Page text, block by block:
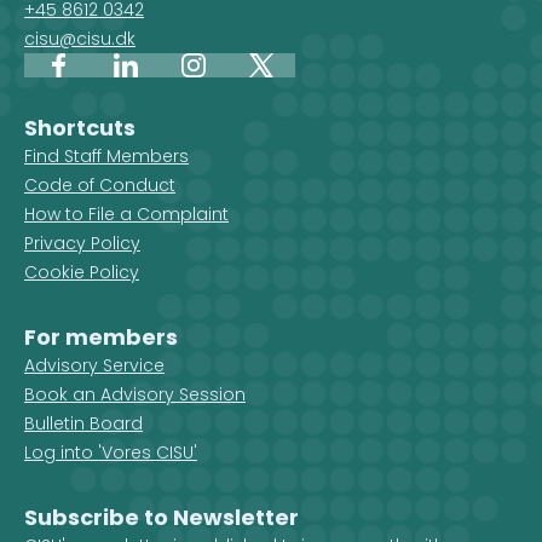
+45 8612 0342
cisu@cisu.dk
FacebookLinkedInInstagram
X
Shortcuts
Find Staff Members
Code of Conduct
How to File a Complaint
Privacy Policy
Cookie Policy
For members
Advisory Service
Book an Advisory Session
Bulletin Board
Log into 'Vores CISU'
Subscribe to Newsletter